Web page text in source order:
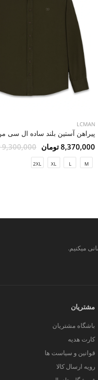
LCMAN
8,370,000 تومان 9,300,000 تومان
M
L
XL
2XL
میکنیم.
مشتریان
باشگاه مشتریان
کارت هدیه
قوانین و سیاست ها
رویه ارسال کالا